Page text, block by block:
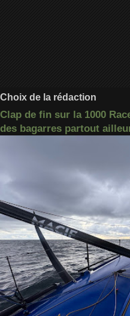
Choix de la rédaction
Clap de fin sur la 1000
des bagarres partout